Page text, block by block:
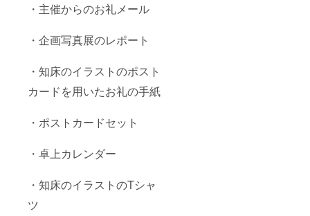
・主催からのお礼メール
・企画写真展のレポート
・知床のイラストのポスト
カードを用いたお礼の手紙
・ポストカードセット
・卓上カレンダー
・知床のイラストのTシャ
ツ